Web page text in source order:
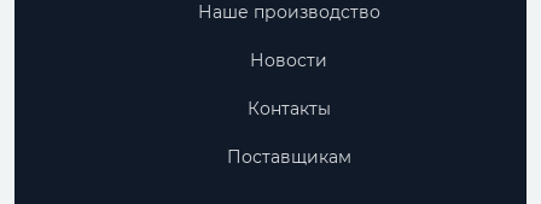
Наше производство
Новости
Контакты
Поставщикам